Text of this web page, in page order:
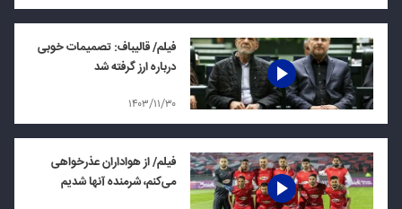
فیلم/ قالیباف: تصمیمات خوبی
درباره ارز گرفته شد
۱۴۰۳/۱۱/۳۰
فیلم/ از هواداران عذرخواهی
می‌کنم، شرمنده آنها شدیم